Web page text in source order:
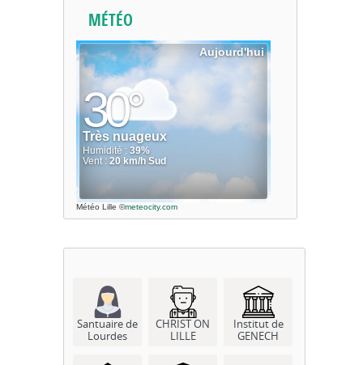
MÉTÉO
Météo Lille ©meteocity.com
Santuaire de
Lourdes
CHRIST ON
LILLE
Institut de
GENECH